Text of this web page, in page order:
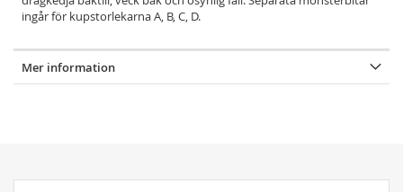
ingår för kupstorlekarna A, B, C, D.
Mer information